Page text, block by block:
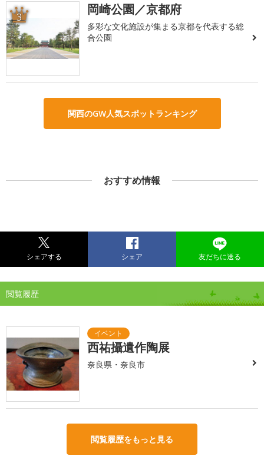
3 岡崎公園／京都府
多彩な文化施設が集まる京都を代表する総
合公園
関西のGW人気スポットランキング
おすすめ情報
シェアする シェア 友だちに送る
閲覧履歴
西祐攝遺作陶展
奈良県・奈良市
閲覧履歴をもっと見る